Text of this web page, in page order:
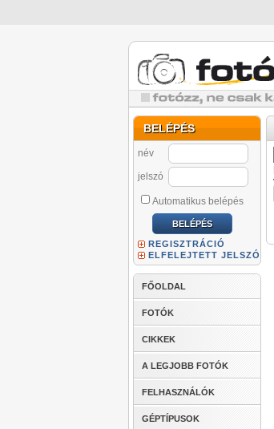
BELÉPÉS
név
jelszó
Automatikus belépés
REGISZTRÁCIÓ
ELFELEJTETT JELSZÓ
FŐOLDAL
FOTÓK
CIKKEK
A LEGJOBB FOTÓK
FELHASZNÁLÓK
GÉPTÍPUSOK